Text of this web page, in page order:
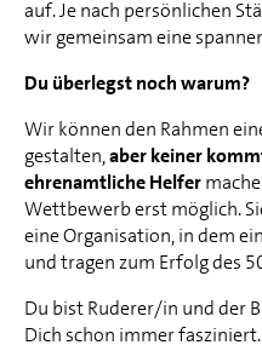
auf. Je nach persönlichen
wir gemeinsam eine
Du überlegst noch warum?
Wir können den Rahmen
gestalten,aber keiner
ehrenamtliche Helfer
Wettbewerb erst möglich.
eine Organisation, in dem
und tragen zum Erfolg des
Du bist Ruderer/in und der
Dich schon immer